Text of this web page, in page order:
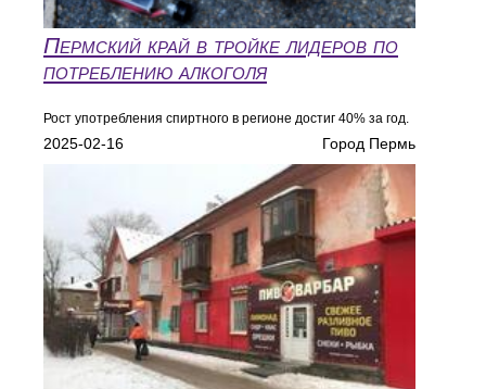
Пермский край в тройке лидеров по
потреблению алкоголя
Рост употребления спиртного в регионе достиг 40% за год.
2025-02-16 Город Пермь